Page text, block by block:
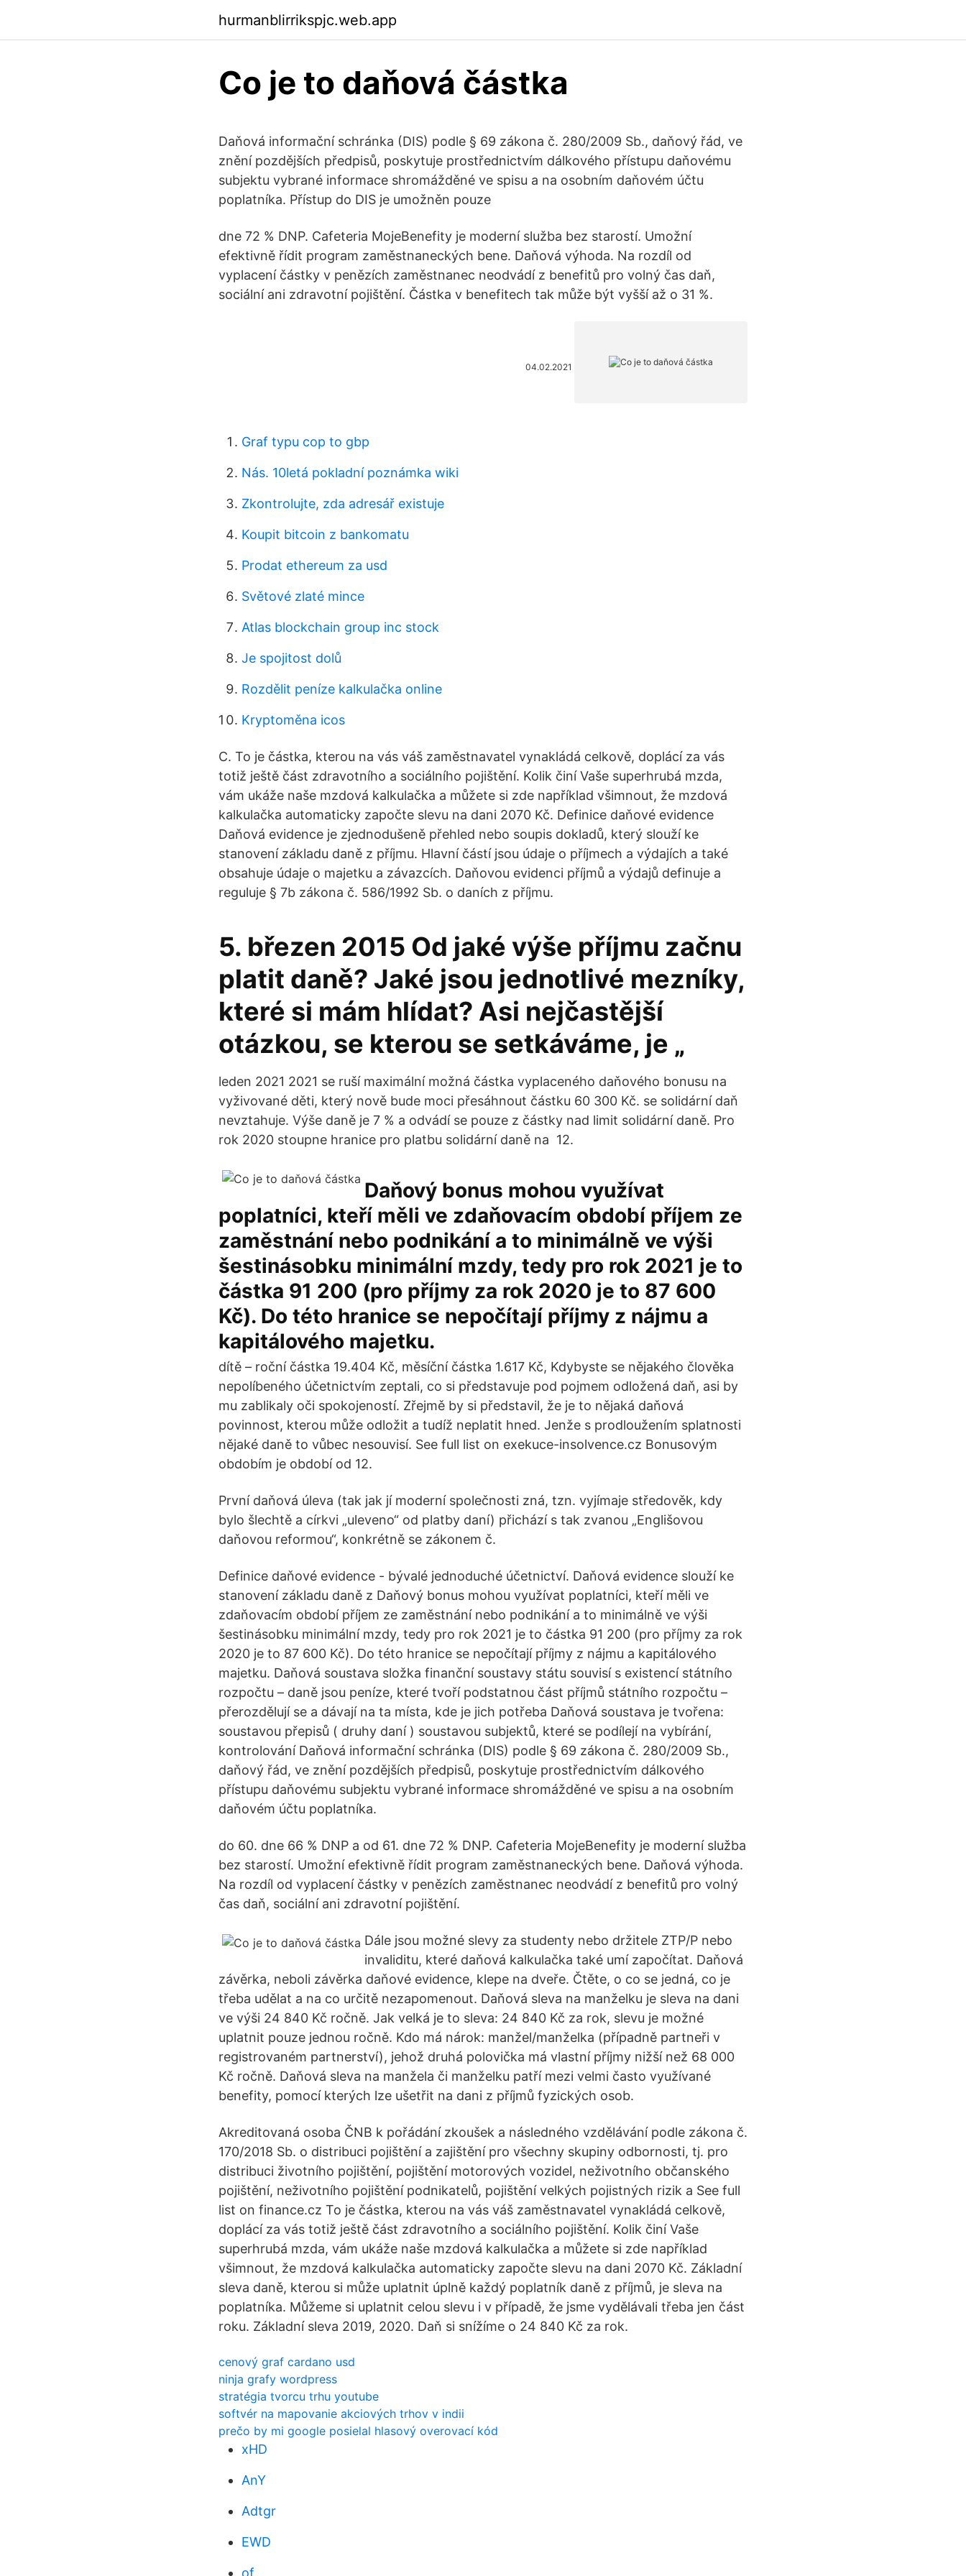
hurmanblirrikspjc.web.app
Co je to daňová částka
Daňová informační schránka (DIS) podle § 69 zákona č. 280/2009 Sb., daňový řád, ve
znění pozdějších předpisů, poskytuje prostřednictvím dálkového přístupu daňovému
subjektu vybrané informace shromážděné ve spisu a na osobním daňovém účtu
poplatníka. Přístup do DIS je umožněn pouze
dne 72 % DNP. Cafeteria MojeBenefity je moderní služba bez starostí. Umožní
efektivně řídit program zaměstnaneckých bene. Daňová výhoda. Na rozdíl od
vyplacení částky v penězích zaměstnanec neodvádí z benefitů pro volný čas daň,
sociální ani zdravotní pojištění. Částka v benefitech tak může být vyšší až o 31 %.
04.02.2021
Graf typu cop to gbp
Nás. 10letá pokladní poznámka wiki
Zkontrolujte, zda adresář existuje
Koupit bitcoin z bankomatu
Prodat ethereum za usd
Světové zlaté mince
Atlas blockchain group inc stock
Je spojitost dolů
Rozdělit peníze kalkulačka online
Kryptoměna icos
C. To je částka, kterou na vás váš zaměstnavatel vynakládá celkově, doplácí za vás
totiž ještě část zdravotního a sociálního pojištění. Kolik činí Vaše superhrubá mzda,
vám ukáže naše mzdová kalkulačka a můžete si zde například všimnout, že mzdová
kalkulačka automaticky započte slevu na dani 2070 Kč. Definice daňové evidence
Daňová evidence je zjednodušeně přehled nebo soupis dokladů, který slouží ke
stanovení základu daně z příjmu. Hlavní částí jsou údaje o příjmech a výdajích a také
obsahuje údaje o majetku a závazcích. Daňovou evidenci příjmů a výdajů definuje a
reguluje § 7b zákona č. 586/1992 Sb. o daních z příjmu.
5. březen 2015 Od jaké výše příjmu začnu
platit daně? Jaké jsou jednotlivé mezníky,
které si mám hlídat? Asi nejčastější
otázkou, se kterou se setkáváme, je „
leden 2021 2021 se ruší maximální možná částka vyplaceného daňového bonusu na
vyživované děti, který nově bude moci přesáhnout částku 60 300 Kč. se solidární daň
nevztahuje. Výše daně je 7 % a odvádí se pouze z částky nad limit solidární daně. Pro
rok 2020 stoupne hranice pro platbu solidární daně na 12.
Daňový bonus mohou využívat
poplatníci, kteří měli ve zdaňovacím období příjem ze
zaměstnání nebo podnikání a to minimálně ve výši
šestinásobku minimální mzdy, tedy pro rok 2021 je to
částka 91 200 (pro příjmy za rok 2020 je to 87 600
Kč). Do této hranice se nepočítají příjmy z nájmu a
kapitálového majetku.
dítě – roční částka 19.404 Kč, měsíční částka 1.617 Kč, Kdybyste se nějakého člověka
nepolíbeného účetnictvím zeptali, co si představuje pod pojmem odložená daň, asi by
mu zablikaly oči spokojeností. Zřejmě by si představil, že je to nějaká daňová
povinnost, kterou může odložit a tudíž neplatit hned. Jenže s prodloužením splatnosti
nějaké daně to vůbec nesouvisí. See full list on exekuce-insolvence.cz Bonusovým
obdobím je období od 12.
První daňová úleva (tak jak jí moderní společnosti zná, tzn. vyjímaje středověk, kdy
bylo šlechtě a církvi „uleveno“ od platby daní) přichází s tak zvanou „Englišovou
daňovou reformou“, konkrétně se zákonem č.
Definice daňové evidence - bývalé jednoduché účetnictví. Daňová evidence slouží ke
stanovení základu daně z Daňový bonus mohou využívat poplatníci, kteří měli ve
zdaňovacím období příjem ze zaměstnání nebo podnikání a to minimálně ve výši
šestinásobku minimální mzdy, tedy pro rok 2021 je to částka 91 200 (pro příjmy za rok
2020 je to 87 600 Kč). Do této hranice se nepočítají příjmy z nájmu a kapitálového
majetku. Daňová soustava složka finanční soustavy státu souvisí s existencí státního
rozpočtu – daně jsou peníze, které tvoří podstatnou část příjmů státního rozpočtu –
přerozdělují se a dávají na ta místa, kde je jich potřeba Daňová soustava je tvořena:
soustavou přepisů ( druhy daní ) soustavou subjektů, které se podílejí na vybírání,
kontrolování Daňová informační schránka (DIS) podle § 69 zákona č. 280/2009 Sb.,
daňový řád, ve znění pozdějších předpisů, poskytuje prostřednictvím dálkového
přístupu daňovému subjektu vybrané informace shromážděné ve spisu a na osobním
daňovém účtu poplatníka.
do 60. dne 66 % DNP a od 61. dne 72 % DNP. Cafeteria MojeBenefity je moderní služba
bez starostí. Umožní efektivně řídit program zaměstnaneckých bene. Daňová výhoda.
Na rozdíl od vyplacení částky v penězích zaměstnanec neodvádí z benefitů pro volný
čas daň, sociální ani zdravotní pojištění.
Dále jsou možné slevy za studenty nebo držitele ZTP/P nebo
invaliditu, které daňová kalkulačka také umí započítat. Daňová
závěrka, neboli závěrka daňové evidence, klepe na dveře. Čtěte, o co se jedná, co je
třeba udělat a na co určitě nezapomenout. Daňová sleva na manželku je sleva na dani
ve výši 24 840 Kč ročně. Jak velká je to sleva: 24 840 Kč za rok, slevu je možné
uplatnit pouze jednou ročně. Kdo má nárok: manžel/manželka (případně partneři v
registrovaném partnerství), jehož druhá polovička má vlastní příjmy nižší než 68 000
Kč ročně. Daňová sleva na manžela či manželku patří mezi velmi často využívané
benefity, pomocí kterých lze ušetřit na dani z příjmů fyzických osob.
Akreditovaná osoba ČNB k pořádání zkoušek a následného vzdělávání podle zákona č.
170/2018 Sb. o distribuci pojištění a zajištění pro všechny skupiny odbornosti, tj. pro
distribuci životního pojištění, pojištění motorových vozidel, neživotního občanského
pojištění, neživotního pojištění podnikatelů, pojištění velkých pojistných rizik a See full
list on finance.cz To je částka, kterou na vás váš zaměstnavatel vynakládá celkově,
doplácí za vás totiž ještě část zdravotního a sociálního pojištění. Kolik činí Vaše
superhrubá mzda, vám ukáže naše mzdová kalkulačka a můžete si zde například
všimnout, že mzdová kalkulačka automaticky započte slevu na dani 2070 Kč. Základní
sleva daně, kterou si může uplatnit úplně každý poplatník daně z příjmů, je sleva na
poplatníka. Můžeme si uplatnit celou slevu i v případě, že jsme vydělávali třeba jen část
roku. Základní sleva 2019, 2020. Daň si snížíme o 24 840 Kč za rok.
cenový graf cardano usd
ninja grafy wordpress
stratégia tvorcu trhu youtube
softvér na mapovanie akciových trhov v indii
prečo by mi google posielal hlasový overovací kód
xHD
AnY
Adtgr
EWD
of